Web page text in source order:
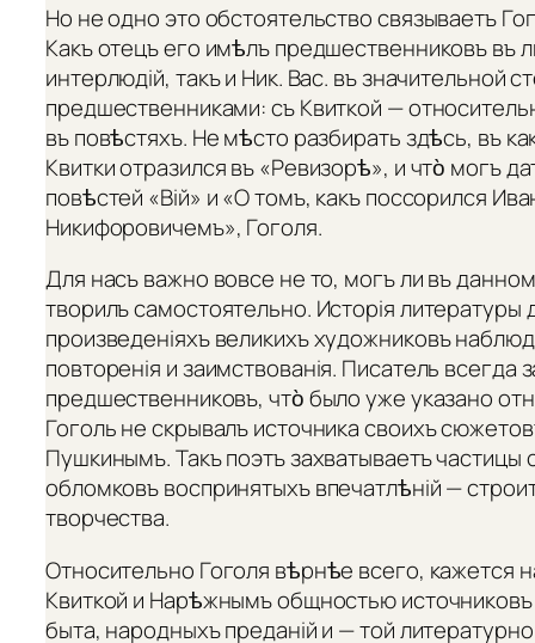
Но не одно это обстоятельство связываетъ
Какъ отецъ его имѣлъ предшественниковъ въ
интерлюдій, такъ и Ник. Вас. въ значительной
предшественниками: съ Квиткой —
въ повѣстяхъ. Не мѣсто разбирать здѣсь, въ
Квитки отразился въ «Ревизорѣ», и что̀ могъ
повѣстей «Вій» и «О томъ, какъ поссорился
Никифоровичемъ», Гоголя.
Для насъ важно вовсе не то, могъ ли въ
творилъ самостоятельно. Исторія
произведеніяхъ великихъ художниковъ
повторенія и заимствованія. Писатель всегда
предшественниковъ, что̀ было уже указано
Гоголь не скрывалъ источника своихъ
Пушкинымъ. Такъ поэтъ захватываетъ частицы
обломковъ воспринятыхъ впечатлѣній —
творчества.
Относительно Гоголя вѣрнѣе всего, кажется
Квиткой и Нарѣжнымъ общностью
быта, народныхъ преданій и — той